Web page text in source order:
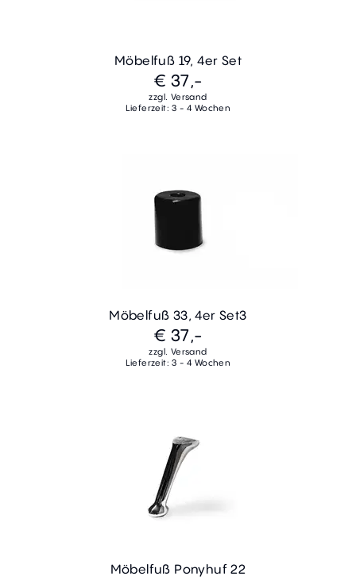
Möbelfuß 19, 4er Set
€ 37,-
zzgl. Versand
Lieferzeit: 3 - 4 Wochen
Möbelfuß 33, 4er Set3
€ 37,-
zzgl. Versand
Lieferzeit: 3 - 4 Wochen
Möbelfuß Ponyhuf 22